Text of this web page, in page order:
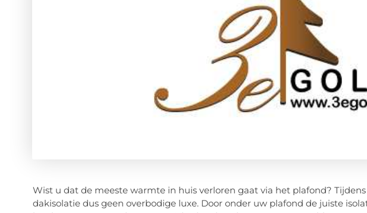
Wist u dat de meeste warmte in huis verloren gaat via het plafond?
dakisolatie dus geen overbodige luxe. Door onder uw plafond de juiste